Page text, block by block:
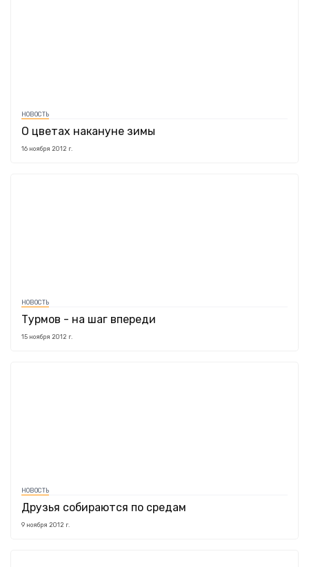
НОВОСТЬ
О цветах накануне зимы
16 ноября 2012 г.
НОВОСТЬ
Турмов - на шаг впереди
15 ноября 2012 г.
НОВОСТЬ
Друзья собираются по средам
9 ноября 2012 г.